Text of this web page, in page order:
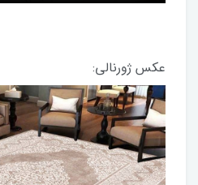
عکس ژورنالی: